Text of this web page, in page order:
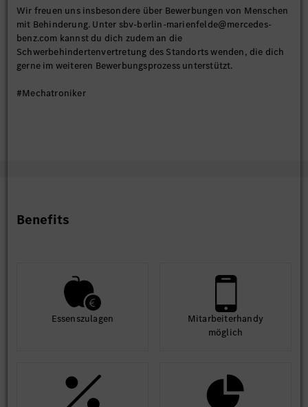
Wir freuen uns insbesondere über Bewerbungen von Menschen
mit Behinderung. Unter sbv-berlin-marienfelde@mercedes-
benz.com kannst du dich zudem an die
Schwerbehindertenvertretung des Standorts wenden, die dich
gerne im weiteren Bewerbungsprozess unterstützt.
#Mechatroniker
Benefits
Essens­zulagen
Mit­arbeiter­handy
möglich